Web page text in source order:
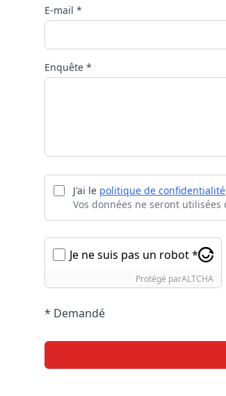
E-mail *
Enquête *
J'ai le politique de confidentialité
Vos données ne seront
Je ne suis pas un robot *
Protégé parALTCHA
* Demandé